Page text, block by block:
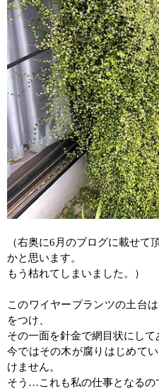
（右奥に6 月のブログに載せて
かと思います。
もう枯れてしまいました。）
このワイヤープランツの土台
をつけ、
その一面を針金で網目状にして
今ではその木が腐りはじめて
けません。
そう …これも私の仕事となるの